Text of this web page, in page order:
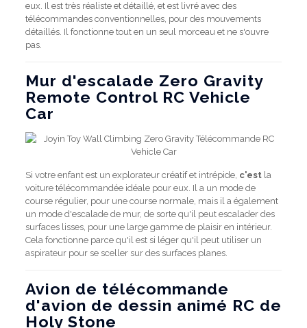
eux. Il est très réaliste et détaillé, et est livré avec des
télécommandes conventionnelles, pour des mouvements
détaillés. Il fonctionne tout en un seul morceau et ne s'ouvre
pas.
Mur d'escalade Zero Gravity
Remote Control RC Vehicle
Car
Si votre enfant est un explorateur créatif et intrépide, c'estla
voiture télécommandée idéale pour eux. Il a un mode de
course régulier, pour une course normale, mais il a également
un mode d'escalade de mur, de sorte qu'il peut escalader des
surfaces lisses, pour une large gamme de plaisir en intérieur.
Cela fonctionne parce qu'il est si léger qu'il peut utiliser un
aspirateur pour se sceller sur des surfaces planes.
Avion de télécommande
d'avion de dessin animé RC de
Holy Stone